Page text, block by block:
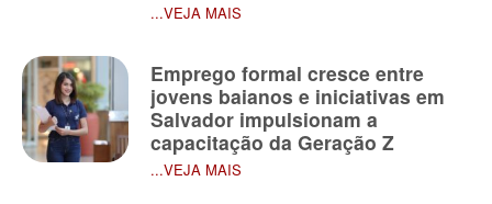
...VEJA MAIS
Emprego formal cresce entre
jovens baianos e iniciativas em
Salvador impulsionam a
capacitação da Geração Z
...VEJA MAIS